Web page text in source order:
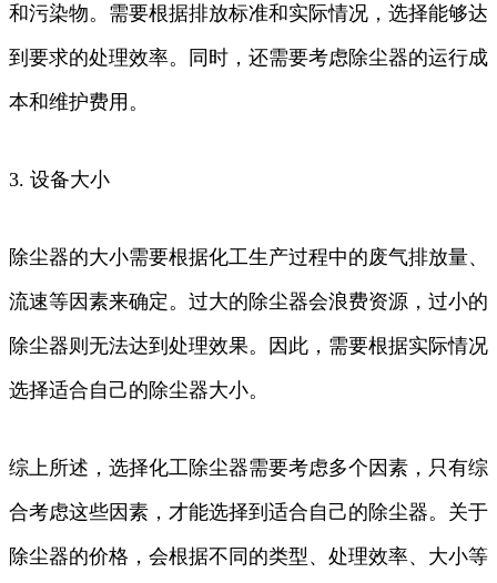
和污染物。需要根据排放标准和实际情况，选择能够达
到要求的处理效率。同时，还需要考虑除尘器的运行成
本和维护费用。
3. 设备大小
除尘器的大小需要根据化工生产过程中的废气排放量、
流速等因素来确定。过大的除尘器会浪费资源，过小的
除尘器则无法达到处理效果。因此，需要根据实际情况
选择适合自己的除尘器大小。
综上所述，选择化工除尘器需要考虑多个因素，只有综
合考虑这些因素，才能选择到适合自己的除尘器。关于
除尘器的价格，会根据不同的类型、处理效率、大小等